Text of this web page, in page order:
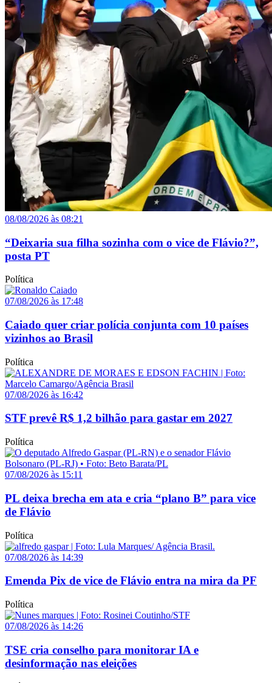
08/08/2026 às 08:21
“Deixaria sua filha sozinha com o vice de Flávio?”,
posta PT
Política
07/08/2026 às 17:48
Caiado quer criar polícia conjunta com 10 países
vizinhos ao Brasil
Política
07/08/2026 às 16:42
STF prevê R$ 1,2 bilhão para gastar em 2027
Política
07/08/2026 às 15:11
PL deixa brecha em ata e cria “plano B” para vice
de Flávio
Política
07/08/2026 às 14:39
Emenda Pix de vice de Flávio entra na mira da PF
Política
07/08/2026 às 14:26
TSE cria conselho para monitorar IA e
desinformação nas eleições